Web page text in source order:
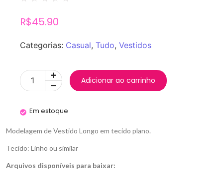
R$45.90
Categorias: Casual, Tudo, Vestidos
Adicionar ao carrinho
Em estoque
Modelagem de Vestido Longo em tecido plano.
Tecido: Linho ou similar
Arquivos disponíveis para baixar: